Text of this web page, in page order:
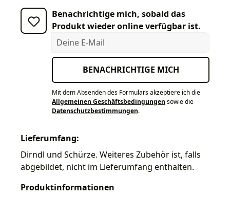
Benachrichtige mich, sobald das
Produkt wieder online verfügbar ist.
Deine E-Mail
BENACHRICHTIGE MICH
Mit dem Absenden des Formulars akzeptiere ich die
Allgemeinen Geschäftsbedingungen sowie die
Datenschutzbestimmungen.
Lieferumfang:
Dirndl und Schürze. Weiteres Zubehör ist, falls
abgebildet, nicht im Lieferumfang enthalten.
Produktinformationen